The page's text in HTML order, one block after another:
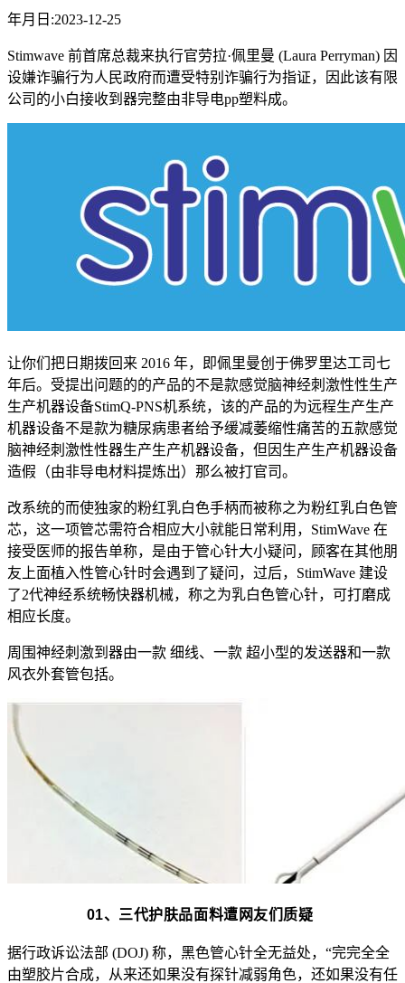
年月日:2023-12-25
Stimwave 前首席总裁来执行官劳拉·佩里曼 (Laura Perryman) 因
设嫌诈骗行为人民政府而遭受特别诈骗行为指证，因此该有限
公司的小白接收到器完整由非导电pp塑料成。
让你们把日期拨回来 2016 年，即佩里曼创于佛罗里达工司七
年后。受提出问题的的产品的不是款感觉脑神经刺激性性生产
生产机器设备StimQ-PNS机系统，该的产品的为远程生产生产
机器设备不是款为糖尿病患者给予缓减萎缩性痛苦的五款感觉
脑神经刺激性性器生产生产机器设备，但因生产生产机器设备
造假（由非导电材料提炼出）那么被打官司。
改系统的而使独家的粉红乳白色手柄而被称之为粉红乳白色管
芯，这一项管芯需符合相应大小就能日常利用，StimWave 在
接受医师的报告单称，是由于管心针大小疑问，顾客在其他朋
友上面植入性管心针时会遇到了疑问，过后，StimWave 建设
了2代神经系统畅快器机械，称之为乳白色管心针，可打磨成
相应长度。
周围神经刺激到器由一款 细线、一款 超小型的发送器和一款
风衣外套管包括。
01、三代护肤品面料遭网友们质疑
据行政诉讼法部 (DOJ) 称，黑色管心针全无益处，“完完全全
由塑胶片合成，从来还如果没有探针减弱角色，还如果没有任